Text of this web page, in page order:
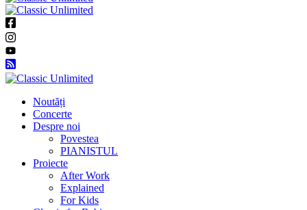
Noutăți
Concerte
Despre noi
Povestea
PIANISTUL
Proiecte
After Work
Explained
For Kids